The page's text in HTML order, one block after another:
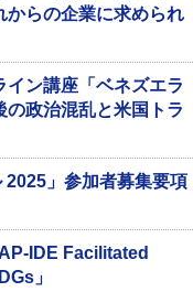
らの企業に求められ
ン講座「ベネズエラ
政治混乱と米国トラ
2025」参加者募集要項
IDE Facilitated
」